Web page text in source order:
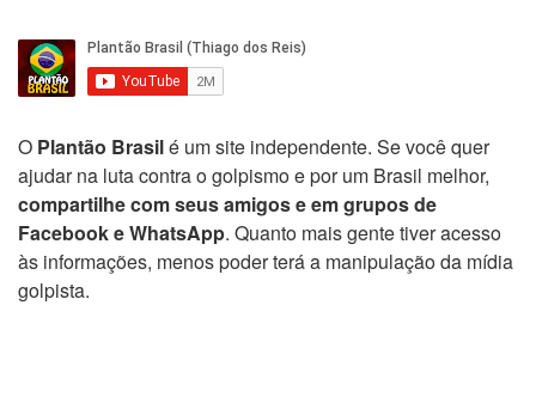
O Plantão Brasilé um site independente. Se você quer
ajudar na luta contra o golpismo e por um Brasil melhor,
compartilhe com seus amigos e em grupos de
Facebook e WhatsApp. Quanto mais gente tiver acesso
às informações, menos poder terá a manipulação da mídia
golpista.